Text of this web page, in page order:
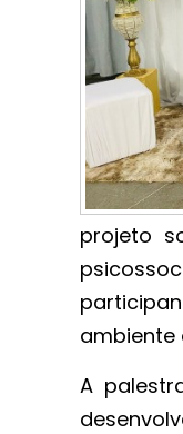
projeto
ambiente
A